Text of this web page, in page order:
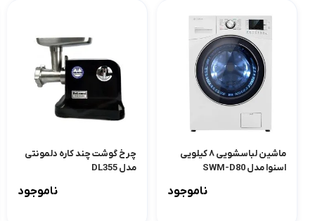
ماشین لباسشویی ۸ کیلویی
اسنوا مدل SWM-D80
ناموجود
چرخ گوشت چند کاره دلمونتی
مدل DL355
ناموجود